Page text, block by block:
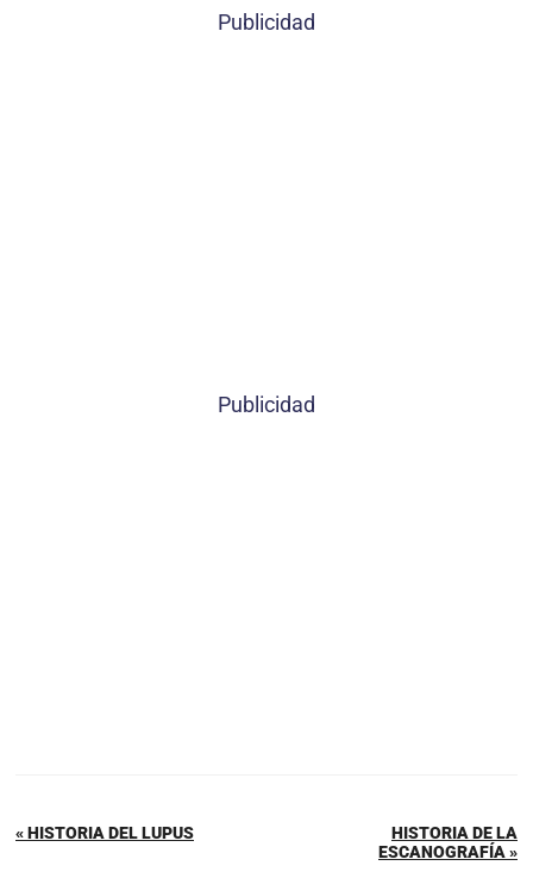
Publicidad
Publicidad
« HISTORIA DEL LUPUS
HISTORIA DE LA
ESCANOGRAFÍA »